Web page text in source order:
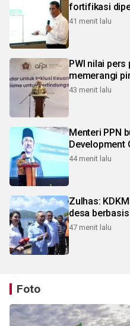
fortifikasi
41 menit lalu
PWI nilai
memerangi
43 menit lalu
Menteri PPN
Development
44 menit lalu
Zulhas:
desa
47 menit lalu
Foto